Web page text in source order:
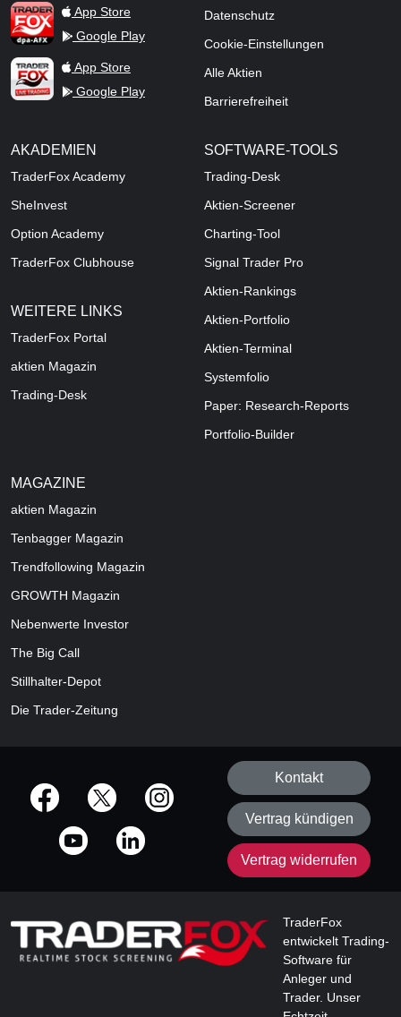
TraderFox dpa-AFX ProFeed
App Store
Google Play
TraderFox Live Trading
App Store
Google Play
Datenschutz
Cookie-Einstellungen
Alle Aktien
Barrierefreiheit
AKADEMIEN
TraderFox Academy
SheInvest
Option Academy
TraderFox Clubhouse
WEITERE LINKS
TraderFox Portal
aktien Magazin
Trading-Desk
SOFTWARE-TOOLS
Trading-Desk
Aktien-Screener
Charting-Tool
Signal Trader Pro
Aktien-Rankings
Aktien-Portfolio
Aktien-Terminal
Systemfolio
Paper: Research-Reports
Portfolio-Builder
MAGAZINE
aktien Magazin
Tenbagger Magazin
Trendfollowing Magazin
GROWTH Magazin
Nebenwerte Investor
The Big Call
Stillhalter-Depot
Die Trader-Zeitung
offizielle Social Media-Accounts
Kontakt
Vertrag kündigen
Vertrag widerrufen
TraderFox
entwickelt Trading-
Software für
Anleger und
Trader. Unser